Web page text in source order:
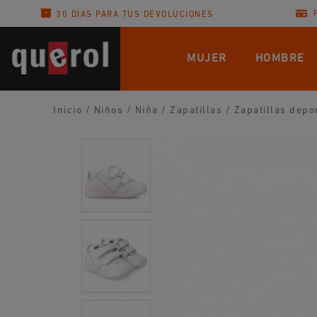
30 DÍAS PARA TUS DEVOLUCIONES
MUJER HOMBRE
Inicio / Niños / Niña / Zapatillas / Zapatillas